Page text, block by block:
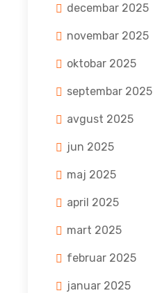
decembar 2025
novembar 2025
oktobar 2025
septembar 2025
avgust 2025
jun 2025
maj 2025
april 2025
mart 2025
februar 2025
januar 2025